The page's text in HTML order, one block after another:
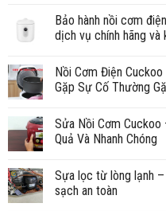
Bảo hành nồi cơm
dịch vụ chính hãng và
Nồi Cơm Điện
Gặp Sự Cố Thường
Sửa Nồi Cơm
Quả Và Nhanh Chóng
Sựa lọc từ lòng lạnh
sạch an toàn